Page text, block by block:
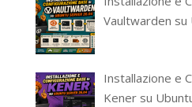
Vaultwarden
Installazione e
Kener su